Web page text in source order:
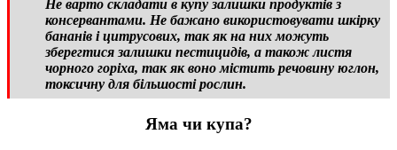
Не варто складати в купу залишки продуктів з
консервантами. Не бажано використовувати шкірку
бананів і цитрусових, так як на них можуть
зберегтися залишки пестицидів, а також листя
чорного горіха, так як воно містить речовину юглон,
токсичну для більшості рослин.
Яма чи купа?